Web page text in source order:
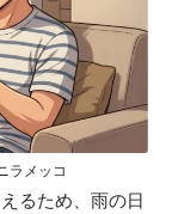
ラメッコ
るため、雨の日